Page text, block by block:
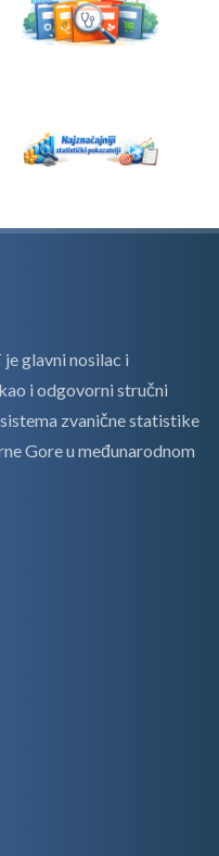
glavni nosilac i
i odgovorni stručni
zvanične statistike
Gore u međunarodnom